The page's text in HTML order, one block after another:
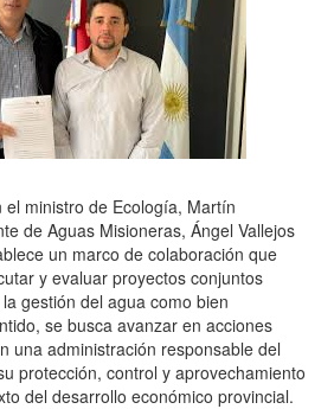
ministro de Ecología, Martín
de Aguas Misioneras, Ángel Vallejos
un marco de colaboración que
y evaluar proyectos conjuntos
gestión del agua como bien
se busca avanzar en acciones
una administración responsable del
protección, control y aprovechamiento
del desarrollo económico provincial.